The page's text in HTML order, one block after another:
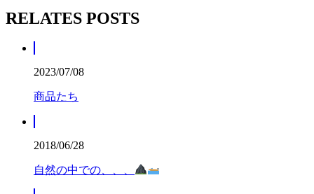
RELATES POSTS
2023/07/08
商品たち
2018/06/28
自然の中での、、、